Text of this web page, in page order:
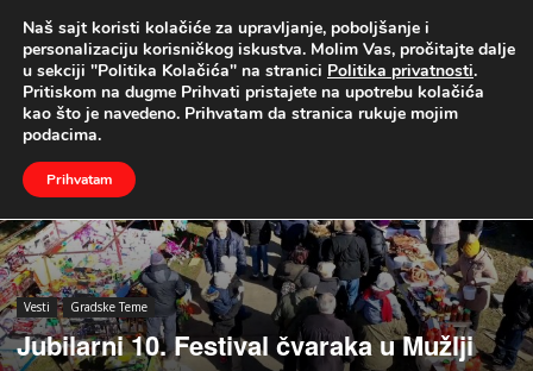
UŽIVO
Naslovna Vesti Gradske Teme
Vesti Gradske Teme
Jubilarni 10. Festival čvaraka u Mužlji
Naš sajt koristi kolačiće za upravljanje, poboljšanje i
personalizaciju korisničkog iskustva. Molim Vas, pročitajte dalje
u sekciji "Politika Kolačića" na stranici Politika privatnosti.
Pritiskom na dugme Prihvati pristajete na upotrebu kolačića
kao što je navedeno. Prihvatam da stranica rukuje mojim
podacima.
Prihvatam